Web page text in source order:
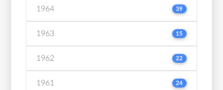
1964 39
1963 15
1962 22
1961 24